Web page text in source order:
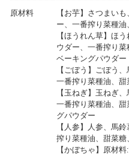
原材料
【お芋】さつまい
ー、一番搾り菜種
【ほうれん草】ほ
ウダー、一番搾り
ベーキングパウダー
【ごぼう】ごぼう
一番搾り菜種油、甜
【玉ねぎ】玉ねぎ
一番搾り菜種油、
グパウダー
【人参】人参、馬
搾り菜種油、甜菜糖
【かぼちゃ】原材